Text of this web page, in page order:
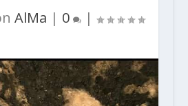
AlMa | 0 |